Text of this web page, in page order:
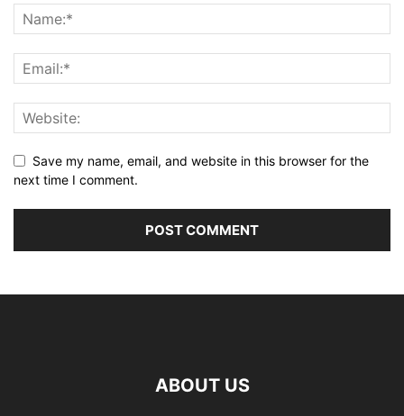
Save my name, email, and website in this browser for the
next time I comment.
ABOUT US